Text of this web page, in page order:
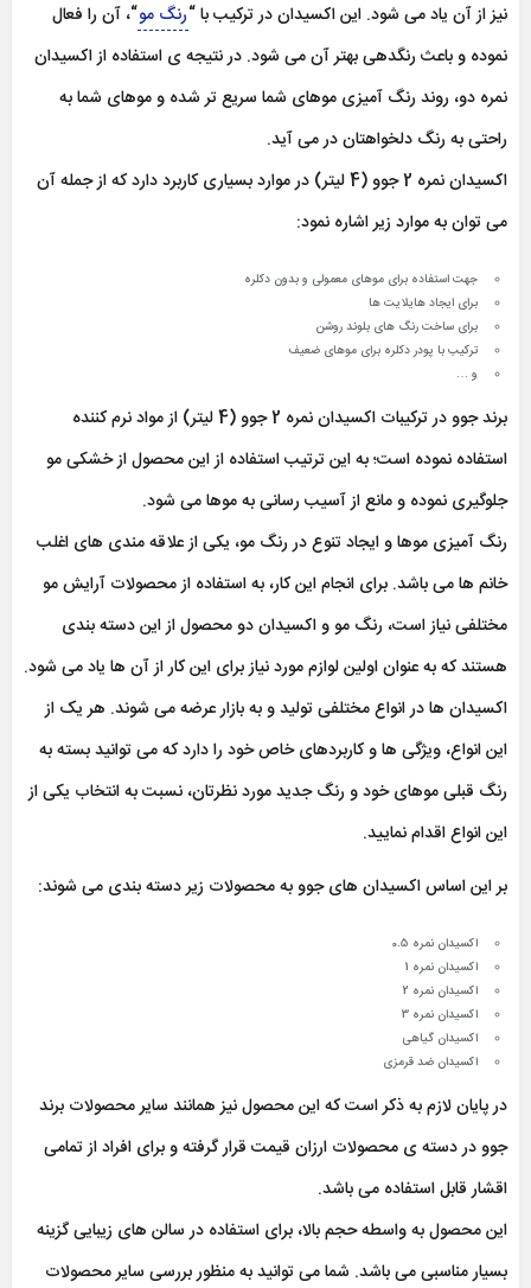
نیز از آن یاد می شود. این اکسیدان در ترکیب با “رنگ مو“، آن را فعال
نموده و باعث رنگدهی بهتر آن می شود. در نتیجه ی استفاده از اکسیدان
نمره دو، روند رنگ آمیزی موهای شما سریع تر شده و موهای شما به
راحتی به رنگ دلخواهتان در می آید.
اكسيدان نمره 2 جوو (4 ليتر) در موارد بسیاری کاربرد دارد که از جمله آن
می توان به موارد زیر اشاره نمود:
جهت استفاده برای موهای معمولی و بدون دکلره
برای ایجاد هایلایت ها
برای ساخت رنگ های بلوند روشن
ترکیب با پودر دکلره برای موهای ضعیف
و …
برند جوو در ترکیبات اكسيدان نمره 2 جوو (4 ليتر) از مواد نرم کننده
استفاده نموده است؛ به این ترتیب استفاده از این محصول از خشکی مو
جلوگیری نموده و مانع از آسیب رسانی به موها می شود.
رنگ آمیزی موها و ایجاد تنوع در رنگ مو، یکی از علاقه مندی های اغلب
خانم ها می باشد. برای انجام این کار، به استفاده از محصولات آرایش مو
مختلفی نیاز است، رنگ مو و اکسیدان دو محصول از این دسته بندی
هستند که به عنوان اولین لوازم مورد نیاز برای این کار از آن ها یاد می شود.
اکسیدان ها در انواع مختلفی تولید و به بازار عرضه می شوند. هر یک از
این انواع، ویژگی ها و کاربردهای خاص خود را دارد که می توانید بسته به
رنگ قبلی موهای خود و رنگ جدید مورد نظرتان، نسبت به انتخاب یکی از
این انواع اقدام نمایید.
بر این اساس اکسیدان های جوو به محصولات زیر دسته بندی می شوند:
اکسیدان نمره 0.5
اکسیدان نمره 1
اکسیدان نمره 2
اکسیدان نمره 3
اکسیدان گیاهی
اکسیدان ضد قرمزی
در پایان لازم به ذکر است که این محصول نیز همانند سایر محصولات برند
جوو در دسته ی محصولات ارزان قیمت قرار گرفته و برای افراد از تمامی
اقشار قابل استفاده می باشد.
این محصول به واسطه حجم بالا، برای استفاده در سالن های زیبایی گزینه
بسیار مناسبی می باشد. شما می توانید به منظور بررسی سایر محصولات